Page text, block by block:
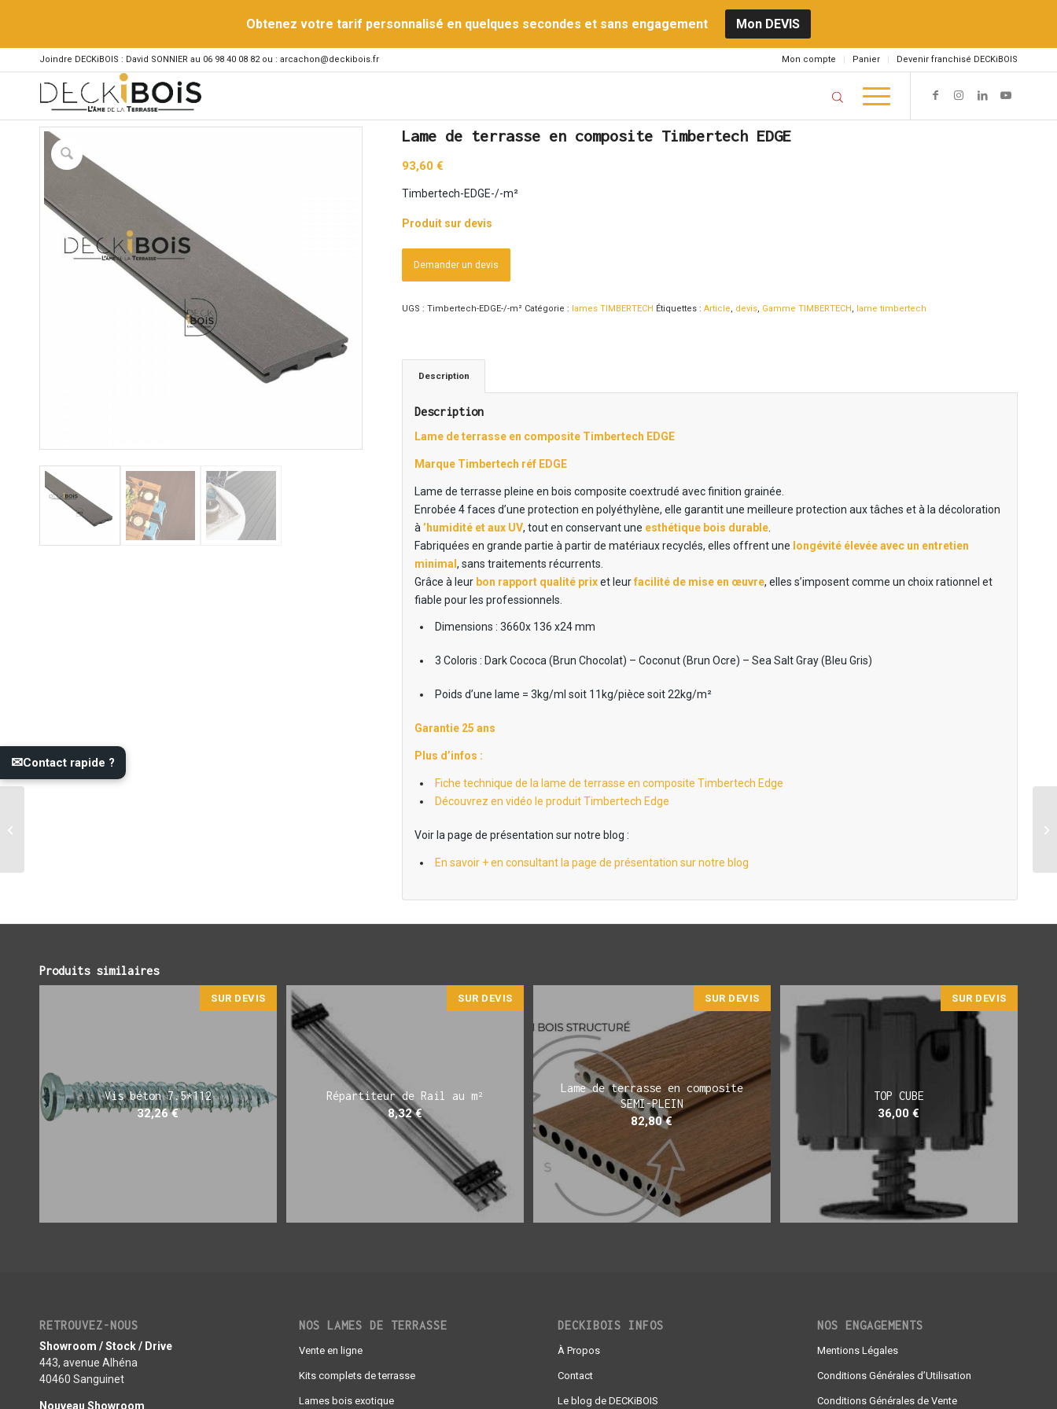
Obtenez votre tarif personnalisé en quelques secondes et sans engagement Mon DEVIS
Mon compte Panier Devenir franchisé DECKiBOIS
Joindre DECKiBOIS : David SONNIER au 06 98 40 08 82 ou : arcachon@deckibois.fr
Lame de terrasse en composite Timbertech EDGE
93,60 €
Timbertech-EDGE-/-m²
Produit sur devis
Demander un devis
UGS : Timbertech-EDGE-/-m² Catégorie : lames TIMBERTECH Étiquettes : Article, devis, Gamme TIMBERTECH, lame timbertech
Description
Description
Lame de terrasse en composite Timbertech EDGE
Marque Timbertech réf EDGE
Lame de terrasse pleine en bois composite coextrudé avec finition grainée.
Enrobée 4 faces d’une protection en polyéthylène, elle garantit une meilleure protection aux tâches et à la décoloration
à ’humidité et aux UV, tout en conservant une esthétique bois durable.
Fabriquées en grande partie à partir de matériaux recyclés, elles offrent une longévité élevée avec un entretien
minimal, sans traitements récurrents.
Grâce à leur bon rapport qualité prixet leurfacilité de mise en œuvre, elles s’imposent comme un choix rationnel et
fiable pour les professionnels.
Dimensions : 3660x 136 x24 mm
3 Coloris : Dark Cococa (Brun Chocolat) – Coconut (Brun Ocre) – Sea Salt Gray (Bleu Gris)
Poids d’une lame = 3kg/ml soit 11kg/pièce soit 22kg/m²
Garantie 25 ans
Plus d’infos :
Fiche technique de la lame de terrasse en composite Timbertech Edge
Découvrez en vidéo le produit Timbertech Edge
Voir la page de présentation sur notre blog :
En savoir + en consultant la page de présentation sur notre blog
Produits similaires
SUR DEVIS
Vis béton 7.5*112
32,26€
SUR DEVIS
Répartiteur de Rail au m²
8,32€
SUR DEVIS
Lame de terrasse en composite
SEMI-PLEIN
82,80€
SUR DEVIS
TOP CUBE
36,00€
RETROUVEZ-NOUS
Showroom / Stock / Drive
443, avenue Alhéna
40460 Sanguinet
Nouveau Showroom
NOS LAMES DE TERRASSE
Vente en ligne
Kits complets de terrasse
Lames bois exotique
DECKIBOIS INFOS
À Propos
Contact
Le blog de DECKiBOIS
NOS ENGAGEMENTS
Mentions Légales
Conditions Générales d’Utilisation
Conditions Générales de Vente
✉Contact rapide ?